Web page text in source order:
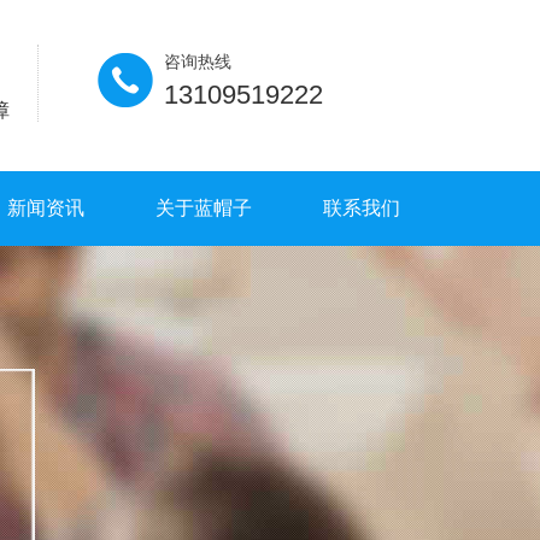
咨询热线
13109519222
新闻资讯 关于蓝帽子 联系我们